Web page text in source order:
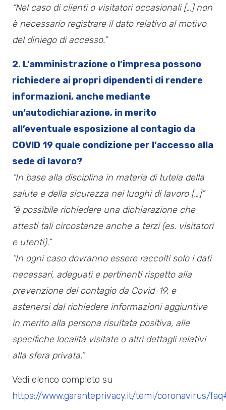
“Nel caso di clienti o visitatori occasionali […] non
è necessario registrare il dato relativo al motivo
del diniego di accesso.”
2. L’amministrazione o l’impresa possono
richiedere ai propri dipendenti di rendere
informazioni, anche mediante
un’autodichiarazione, in merito
all’eventuale esposizione al contagio da
COVID 19 quale condizione per l’accesso alla
sede di lavoro?
“In base alla disciplina in materia di tutela della
salute e della sicurezza nei luoghi di lavoro […]”
“è possibile richiedere una dichiarazione che
attesti tali circostanze anche a terzi (es. visitatori
e utenti).”
“In ogni caso dovranno essere raccolti solo i dati
necessari, adeguati e pertinenti rispetto alla
prevenzione del contagio da Covid-19, e
astenersi dal richiedere informazioni aggiuntive
in merito alla persona risultata positiva, alle
specifiche località visitate o altri dettagli relativi
alla sfera privata.”
Vedi elenco completo su
https://www.garanteprivacy.it/temi/coronavirus/